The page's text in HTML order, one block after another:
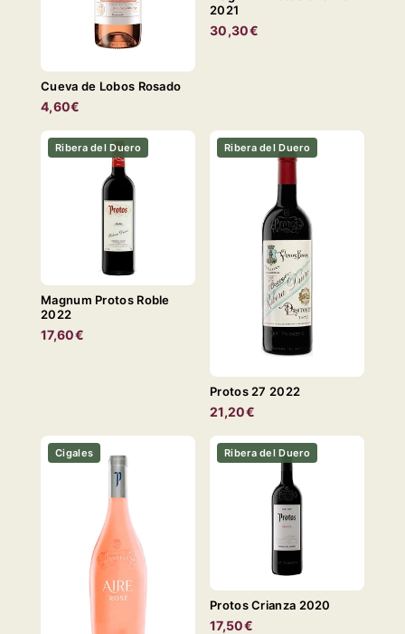
Cueva de Lobos Rosado
4,60€
2021
30,30€
Ribera del Duero
Magnum Protos Roble
2022
17,60€
Ribera del Duero
Protos 27 2022
21,20€
Cigales Ribera del Duero
Protos Crianza 2020
17,50€